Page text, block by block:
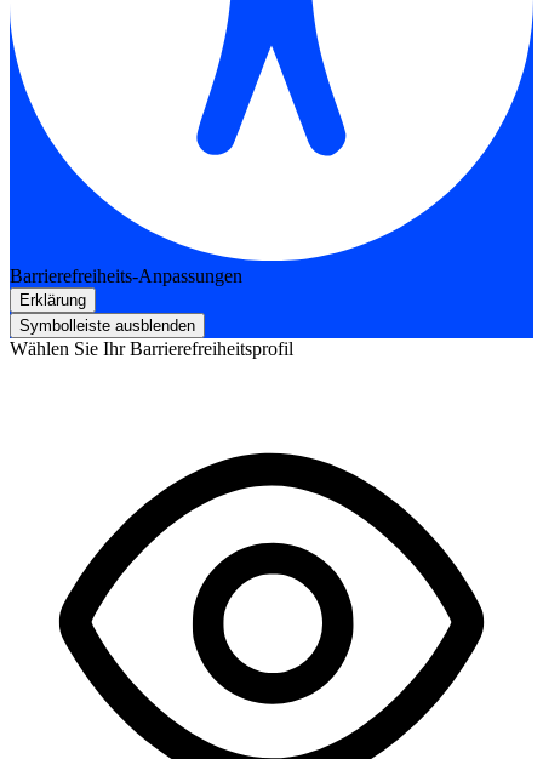
Barrierefreiheits-Anpassungen
Erklärung
Symbolleiste ausblenden
Wählen Sie Ihr Barrierefreiheitsprofil